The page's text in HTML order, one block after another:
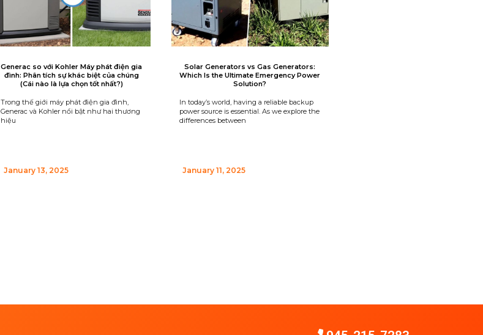
Generac so với Kohler Máy phát điện gia
đình: Phân tích sự khác biệt của chúng
(Cái nào là lựa chọn tốt nhất?)
Trong thế giới máy phát điện gia đình,
Generac và Kohler nổi bật như hai thương
hiệu
January 13, 2025
Solar Generators vs Gas Generators:
Which Is the Ultimate Emergency Power
Solution?
In today’s world, having a reliable backup
power source is essential. As we explore the
differences between
January 11, 2025